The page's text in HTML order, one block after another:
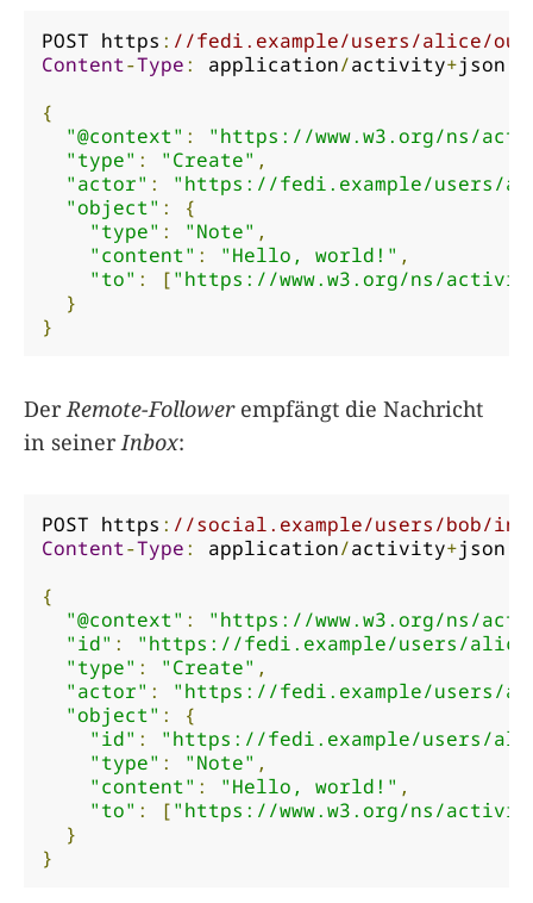
POST https : //fedi.example/users/alice/
Content-Type: application/activity+json
{
"@context" :
"https://www.w3.org/ns/
"type" : "Create" ,
"actor" :
"https://fedi.example/users/
"object" :
{
"type" : "Note" ,
"content" : "Hello, world!" ,
"to" : ["https://www.w3.org/ns/
}
}
Der Remote-Followerempfängt die Nachricht
in seiner Inbox:
POST https : //social.example/users/bob/
Content-Type: application/activity+json
{
"@context" :
"https://www.w3.org/ns/
"id" :
"https://fedi.example/users/
"type" : "Create" ,
"actor" :
"https://fedi.example/users/
"object" :
{
"id" :
"https://fedi.example/users/
"type" : "Note" ,
"content" : "Hello, world!" ,
"to" : ["https://www.w3.org/ns/
}
}